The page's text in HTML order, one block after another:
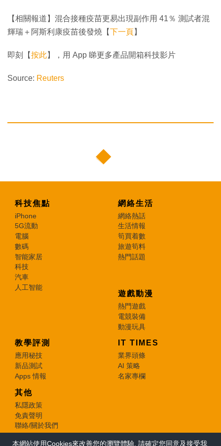
本網站使用Cookies來改善您的瀏覽體驗, 請確定您同意及接受我
【相關報道】混合接種疫苗更易出現副作用 41％ 測試者混
輝瑞＋阿斯利康疫苗後發燒【下一頁】
即刻【按此】，用 App 睇更多產品開箱科技影片
Source: Reuters
科技焦點
iPhone
5G流動
電腦
數碼
智能家居
科技
汽車
人工智能
網絡生活
網絡熱話
生活情報
筍買着數
旅遊筍料
熱門話題
遊戲動漫
熱門遊戲
電競裝備
動漫玩具
教學評測
應用秘技
新品測試
Apps 情報
IT TIMES
業界頭條
AI 策略
名家專欄
其他
私隱政策
免責聲明
聯絡/關於我們